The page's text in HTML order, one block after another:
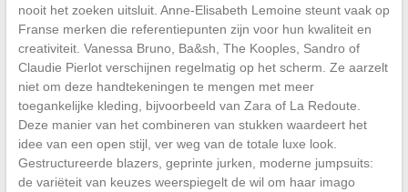
nooit het zoeken uitsluit. Anne-Elisabeth Lemoine steunt vaak op
Franse merken die referentiepunten zijn voor hun kwaliteit en
creativiteit. Vanessa Bruno, Ba&sh, The Kooples, Sandro of
Claudie Pierlot verschijnen regelmatig op het scherm. Ze aarzelt
niet om deze handtekeningen te mengen met meer
toegankelijke kleding, bijvoorbeeld van Zara of La Redoute.
Deze manier van het combineren van stukken waardeert het
idee van een open stijl, ver weg van de totale luxe look.
Gestructureerde blazers, geprinte jurken, moderne jumpsuits:
de variëteit van keuzes weerspiegelt de wil om haar imago